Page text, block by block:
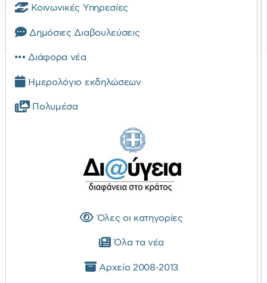
Κοινωνικές Υπηρεσίες
Δημόσιες Διαβουλεύσεις
Διάφορα νέα
Ημερολόγιο εκδηλώσεων
Πολυμέσα
Όλες οι κατηγορίες
Όλα τα νέα
Αρχείο 2008-2013